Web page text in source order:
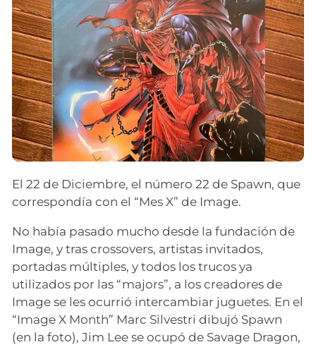
El 22 de Diciembre, el número 22 de Spawn, que
correspondía con el “Mes X” de Image.
No había pasado mucho desde la fundación de
Image, y tras crossovers, artistas invitados,
portadas múltiples, y todos los trucos ya
utilizados por las “majors”, a los creadores de
Image se les ocurrió intercambiar juguetes. En el
“Image X Month” Marc Silvestri dibujó Spawn
(en la foto), Jim Lee se ocupó de Savage Dragon,